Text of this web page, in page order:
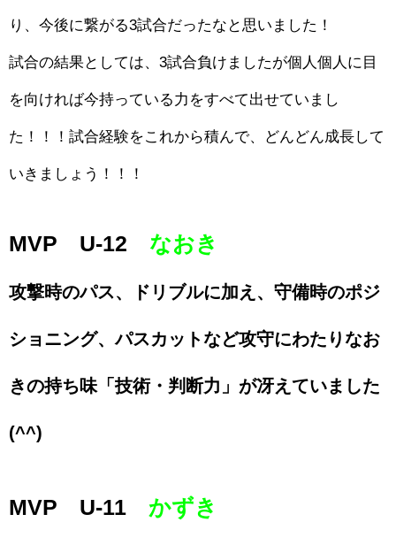
り、今後に繋がる3試合だったなと思いました！
試合の結果としては、3試合負けましたが個人個人に目
を向ければ今持っている力をすべて出せていまし
た！！！試合経験をこれから積んで、どんどん成長して
いきましょう！！！
MVP U-12 なおき
攻撃時のパス、ドリブルに加え、守備時のポジ
ショニング、パスカットなど攻守にわたりなお
きの持ち味「技術・判断力」が冴えていました
(^^)
MVP U-11 かずき